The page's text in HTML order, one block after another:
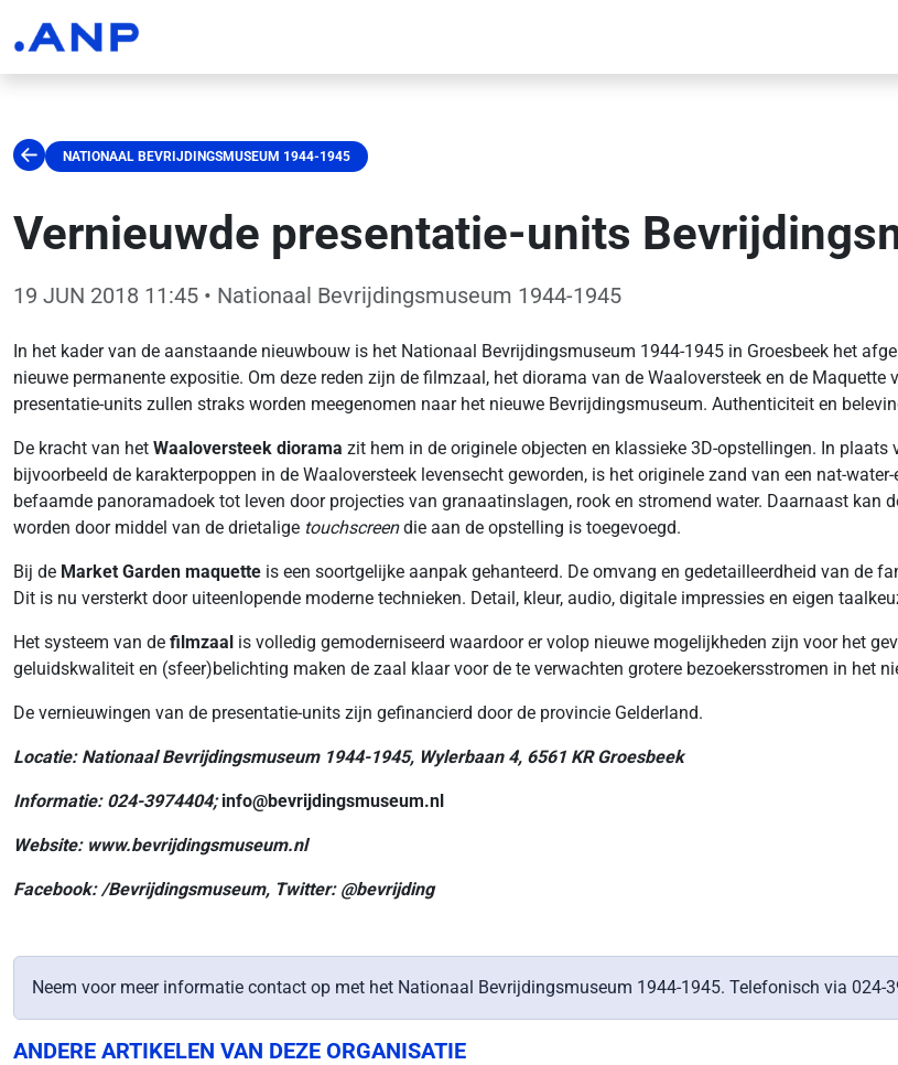
NATIONAAL BEVRIJDINGSMUSEUM 1944-1945
Vernieuwde presentatie-units
19 JUN 2018 11:45 • Nationaal Bevrijdingsmuseum 1944-1945
In het kader van de aanstaande nieuwbouw is het Nationaal Bevrijdingsmuseum 1944-1945 in Groesbeek het
nieuwe permanente expositie. Om deze reden zijn de filmzaal, het diorama van de Waaloversteek en de Maquette
presentatie-units zullen straks worden meegenomen naar het nieuwe Bevrijdingsmuseum. Authenticiteit en
De kracht van het Waaloversteek diorama zit hem in de originele objecten en klassieke 3D-opstellingen. In
bijvoorbeeld de karakterpoppen in de Waaloversteek levensecht geworden, is het originele zand van een nat-
befaamde panoramadoek tot leven door projecties van granaatinslagen, rook en stromend water. Daarnaast kan
worden door middel van de drietalige touchscreendie aan de opstelling is toegevoegd.
Bij de Market Garden maquette is een soortgelijke aanpak gehanteerd. De omvang en gedetailleerdheid van de
Dit is nu versterkt door uiteenlopende moderne technieken. Detail, kleur, audio, digitale impressies en eigen
Het systeem van de filmzaal is volledig gemoderniseerd waardoor er volop nieuwe mogelijkheden zijn voor het
geluidskwaliteit en (sfeer)belichting maken de zaal klaar voor de te verwachten grotere bezoekersstromen in het
De vernieuwingen van de presentatie-units zijn gefinancierd door de provincie Gelderland.
Locatie: Nationaal Bevrijdingsmuseum 1944-1945, Wylerbaan 4, 6561 KR Groesbeek
Informatie: 024-3974404;info@bevrijdingsmuseum.nl
Website: www.bevrijdingsmuseum.nl
Facebook: /Bevrijdingsmuseum, Twitter: @bevrijding
Neem voor meer informatie contact op met het Nationaal Bevrijdingsmuseum 1944-1945. Telefonisch via
ANDERE ARTIKELEN VAN DEZE ORGANISATIE